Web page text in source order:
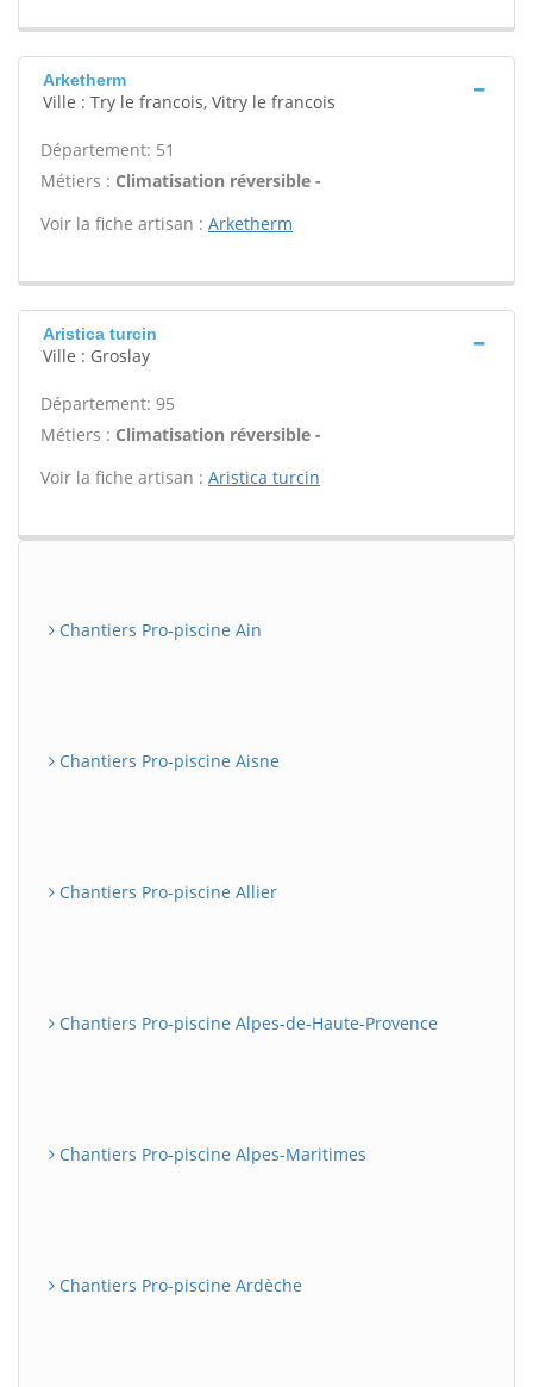
Arketherm
Ville : Try le francois, Vitry le francois
Département: 51
Métiers : Climatisation réversible -
Voir la fiche artisan : Arketherm
Aristica turcin
Ville : Groslay
Département: 95
Métiers : Climatisation réversible -
Voir la fiche artisan : Aristica turcin
Chantiers Pro-piscine Ain
Chantiers Pro-piscine Aisne
Chantiers Pro-piscine Allier
Chantiers Pro-piscine Alpes-de-Haute-Provence
Chantiers Pro-piscine Alpes-Maritimes
Chantiers Pro-piscine Ardèche